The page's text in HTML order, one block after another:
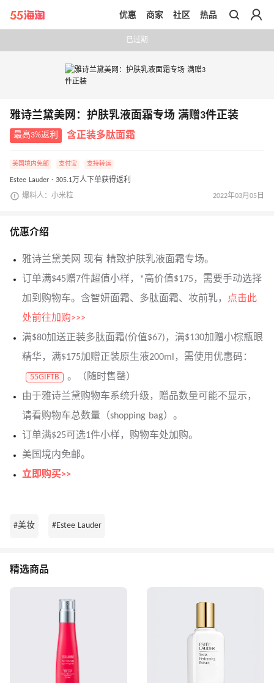
带你去官网买正品
优惠 商家 社区 热品
已过期
雅诗兰黛美网：护肤乳液面霜专场 满赠3件正装
最高3%返利 含正装多肽面霜
美国境内免邮 支付宝 支持转运
Estee Lauder · 305.1万人下单获得返利
爆料人：小米粒 2022年03月05日
优惠介绍
雅诗兰黛美网 现有 精致护肤乳液面霜专场。
订单满$45赠7件超值小样，*高价值$175，需要手动选择
加到购物车。含智妍面霜、多肽面霜、妆前乳，
点击此
处前往加购>>>
满$80加送正装多肽面霜(价值$67)，满$130加赠小棕瓶眼
精华，满$175加赠正装原生液200ml，需使用优惠码：
55GIFTB
。（随时售罄）
由于雅诗兰黛购物车系统升级，赠品数量可能不显示，
请看购物车总数量（shopping bag）。
订单满$25可选1件小样，购物车处加购。
美国境内免邮。
立即购买>>
#美妆 #Estee Lauder
精选商品